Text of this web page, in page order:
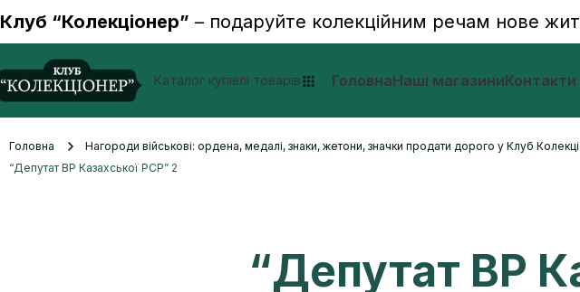
Клуб “Колекціонер” – подаруйте колекційним речам нове
Каталог купівлі товарів ГоловнаНаші магазиниКонтакти
Головна Нагороди військові: ордена, медалі, знаки, жетони, значки продати дорого у Клуб
“Депутат ВР Казахської РСР” 2
“Депутат ВР